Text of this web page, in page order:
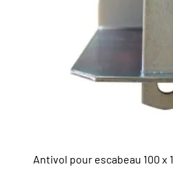
Antivol pour escabeau 100 x